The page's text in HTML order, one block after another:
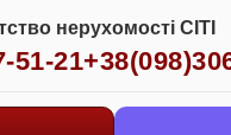
нерухомості СІТІ
51-21